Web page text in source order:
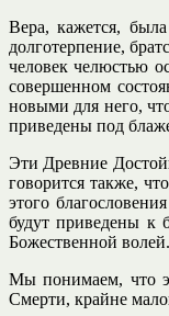
Вера, кажется,
долготерпение,
человек челюстью
совершенном
новыми для него,
приведены под
Эти Древние
говорится также,
этого
будут приведены к
Божественной волей.
Мы понимаем, что
Смерти, крайне